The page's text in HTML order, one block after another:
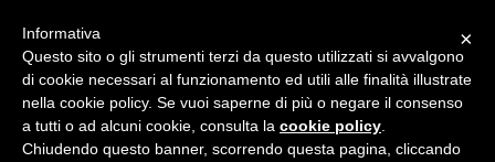
WHO I AM BOOK UNIVERSITIES VISITEDSERVICES
BLOGFAQCONTACT
EN
×
Informativa
Questo sito o gli strumenti terzi da questo utilizzati si avvalgono
di cookie necessari al funzionamento ed utili alle finalità illustrate
nella cookie policy. Se vuoi saperne di più o negare il consenso
a tutti o ad alcuni cookie, consulta la cookie policy
Chiudendo questo banner, scorrendo questa pagina, cliccando